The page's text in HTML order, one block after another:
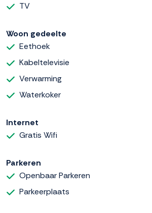
TV
Woon gedeelte
Eethoek
Kabeltelevisie
Verwarming
Waterkoker
Internet
Gratis Wifi
Parkeren
Openbaar Parkeren
Parkeerplaats